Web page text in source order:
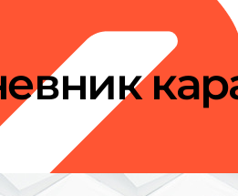
ВСЁ О КАРАОКЕ
факты о караоке, а также